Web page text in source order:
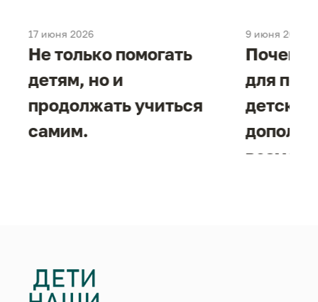
17 июня 2026
Не только помогать
детям, но и
продолжать учиться
самим.
9 июня 2026
Почему
для